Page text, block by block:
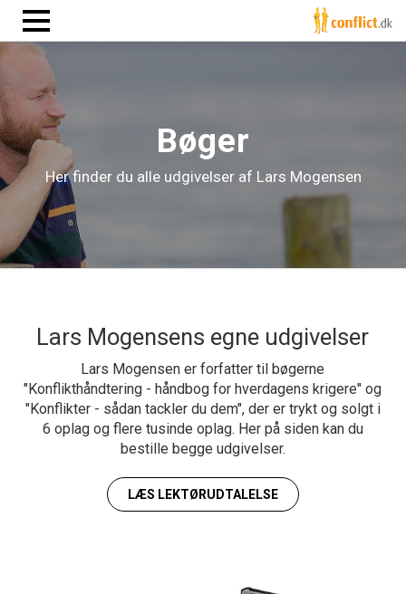
Bøger
Her finder du alle udgivelser af Lars Mogensen
Lars Mogensens egne udgivelser
Lars Mogensen er forfatter til bøgerne
"Konflikthåndtering - håndbog for hverdagens krigere" og
"Konflikter - sådan tackler du dem", der er trykt og solgt i
6 oplag og flere tusinde oplag. Her på siden kan du
bestille begge udgivelser.
LÆS LEKTØRUDTALELSE